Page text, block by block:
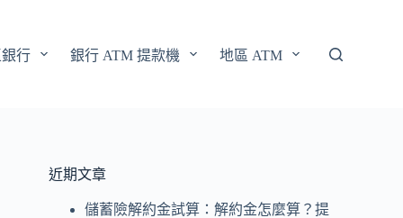
行 銀行 ATM 提款機 地區 ATM
近期文章
儲蓄險解約金試算：解約金怎麼算？提